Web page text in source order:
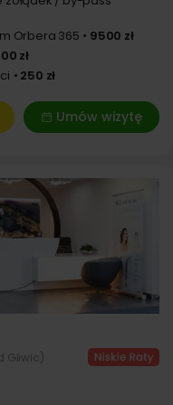
Orbera 365
9500 zł
zł
250 zł
Umów wizytę
Gliwic)